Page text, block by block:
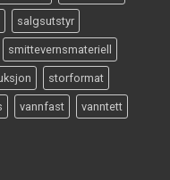
salgsutstyr
smittevernsmateriell
storformat
vannfast vanntett